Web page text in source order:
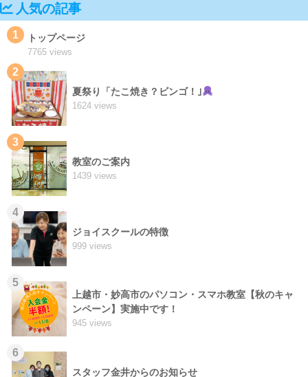
人気の記事
1 トップページ
7765 views
2
夏祭り「たこ焼き？ビンゴ！｣
1624 views
3
教室のご案内
1439 views
4
ジョイスクールの特徴
999 views
5
上越市・妙高市のパソコン・スマホ教室【秋のキャ
ンペーン】実施中です！
945 views
6
スタッフ金井からのお知らせ